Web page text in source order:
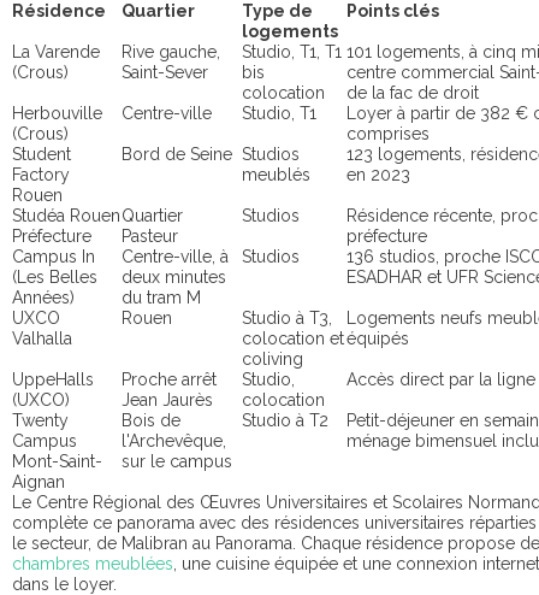
Résidence
Quartier
Type de
logements
Points clés
La Varende
(Crous)
Rive gauche,
Saint-Sever
Studio, T1, T1
bis
colocation
101 logements, à cinq
centre commercial
de la fac de droit
Herbouville
(Crous)
Centre-ville Studio, T1
Loyer à partir de 382 €
comprises
Student
Factory
Rouen
Bord de Seine Studios
meublés
123 logements,
en 2023
Studéa Rouen
Préfecture
Quartier
Pasteur
Studios
Résidence récente,
préfecture
Campus In
(Les Belles
Années)
Centre-ville, à
deux minutes
du tram M
Studios
136 studios, proche
ESADHAR et UFR
UXCO
Valhalla
Rouen
Studio à T3,
colocation et
coliving
Logements neufs
équipés
UppeHalls
(UXCO)
Proche arrêt
Jean Jaurès
Studio,
colocation
Accès direct par la
Twenty
Campus
Mont-Saint-
Aignan
Bois de
l'Archevêque,
sur le campus
Studio à T2
Petit-déjeuner en
ménage bimensuel
Le Centre Régional des Œuvres Universitaires et Scolaires
complète ce panorama avec des résidences universitaires
le secteur, de Malibran au Panorama. Chaque résidence propose
chambres meublées , une cuisine équipée et une connexion
dans le loyer.